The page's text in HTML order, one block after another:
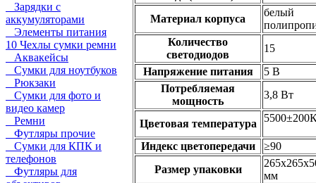
Зарядки с
аккумуляторами
Элементы питания
10 Чехлы сумки ремни
Аквакейсы
Сумки для ноутбуков
Рюкзаки
Сумки для фото и
видео камер
Ремни
Футляры прочие
Сумки для КПК и
телефонов
Футляры для
Материал корпуса
белый
Количество
светодиодов
15
Напряжение питания
5 В
Потребляемая
мощность
3,8 Вт
Цветовая температура
Индекс цветопередачи
≥90
Размер упаковки
мм